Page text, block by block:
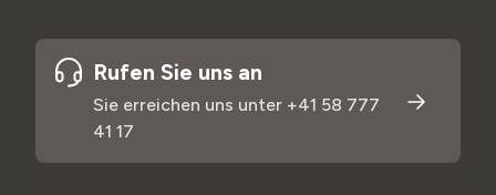
Rufen Sie uns an
Sie erreichen uns unter +41 58 777
41 17